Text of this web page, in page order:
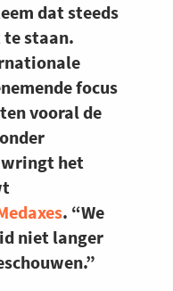
dat steeds
te staan.
focus
vooral de
wringt het
. “We
niet langer